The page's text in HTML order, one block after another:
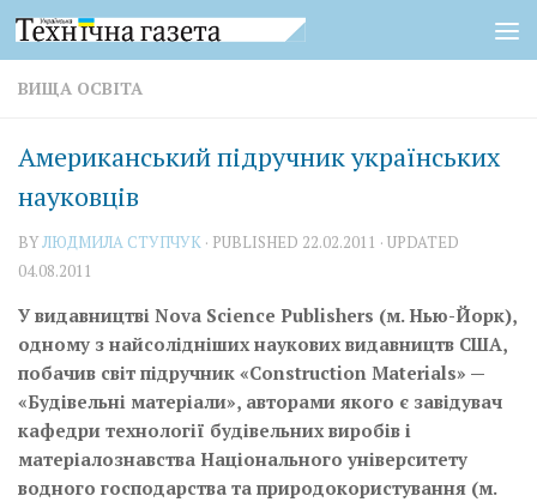
Skip to content
ВИЩА ОСВІТА
Американський підручник українських
науковців
BYЛЮДМИЛА СТУПЧУК · PUBLISHED 22.02.2011 · UPDATED
04.08.2011
У видавництві Nova Science Publishers (м. Нью-Йорк),
одному з найсолідніших наукових видавництв США,
побачив світ підручник «Construction Materials» —
«Будівельні матеріали», авторами якого є завідувач
кафедри технології будівельних виробів і
матеріалознавства Національного університету
водного господарства та природокористування (м.